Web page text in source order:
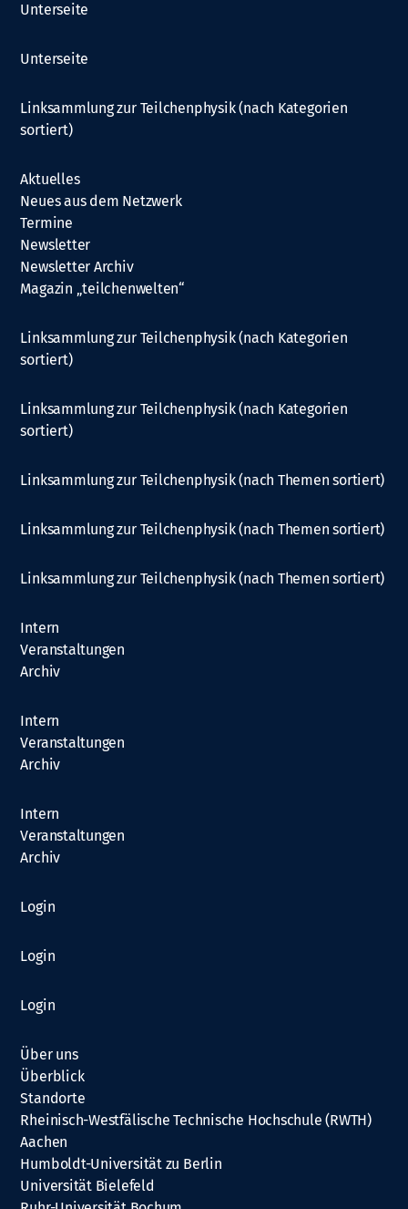
Unterseite
Unterseite
Linksammlung zur Teilchenphysik (nach Kategorien
sortiert)
Aktuelles
Neues aus dem Netzwerk
Termine
Newsletter
Newsletter Archiv
Magazin „teilchenwelten“
Linksammlung zur Teilchenphysik (nach Kategorien
sortiert)
Linksammlung zur Teilchenphysik (nach Kategorien
sortiert)
Linksammlung zur Teilchenphysik (nach Themen sortiert)
Linksammlung zur Teilchenphysik (nach Themen sortiert)
Linksammlung zur Teilchenphysik (nach Themen sortiert)
Intern
Veranstaltungen
Archiv
Intern
Veranstaltungen
Archiv
Intern
Veranstaltungen
Archiv
Login
Login
Login
Über uns
Überblick
Standorte
Rheinisch-Westfälische Technische Hochschule (RWTH)
Aachen
Humboldt-Universität zu Berlin
Universität Bielefeld